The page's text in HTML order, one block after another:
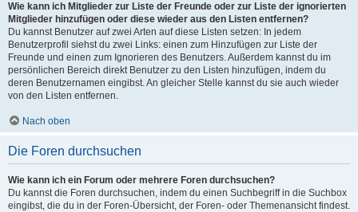
Wie kann ich Mitglieder zur Liste der Freunde oder zur Liste der ignorierten
Mitglieder hinzufügen oder diese wieder aus den Listen entfernen?
Du kannst Benutzer auf zwei Arten auf diese Listen setzen: In jedem
Benutzerprofil siehst du zwei Links: einen zum Hinzufügen zur Liste der
Freunde und einen zum Ignorieren des Benutzers. Außerdem kannst du im
persönlichen Bereich direkt Benutzer zu den Listen hinzufügen, indem du
deren Benutzernamen eingibst. An gleicher Stelle kannst du sie auch wieder
von den Listen entfernen.
Nach oben
Die Foren durchsuchen
Wie kann ich ein Forum oder mehrere Foren durchsuchen?
Du kannst die Foren durchsuchen, indem du einen Suchbegriff in die Suchbox
eingibst, die du in der Foren-Übersicht, der Foren- oder Themenansicht findest.